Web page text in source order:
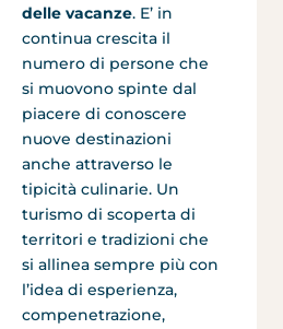
delle vacanze. E’ in
continua crescita il
numero di persone che
si muovono spinte dal
piacere di conoscere
nuove destinazioni
anche attraverso le
tipicità culinarie. Un
turismo di scoperta di
territori e tradizioni che
si allinea sempre più con
l’idea di esperienza,
compenetrazione,